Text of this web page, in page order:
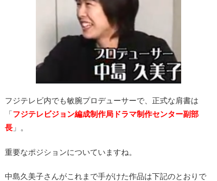
フジテレビ内でも敏腕プロデューサーで、正式な肩書は
「 フジテレビジョン編成制作局ドラマ制作センター副部
長 」。
重要なポジションについていますね。
中島久美子さんがこれまで手がけた作品は下記のとおりで